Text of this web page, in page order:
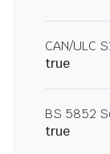
CAN/ULC
true
BS 5852
true